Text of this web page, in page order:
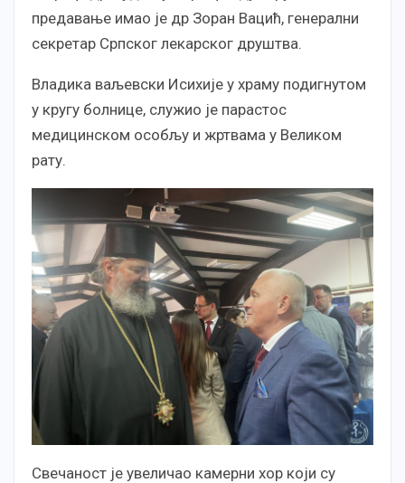
предавање имао је др Зоран Вацић, генерални
секретар Српског лекарског друштва.
Владика ваљевски Исихије у храму подигнутом
у кругу болнице, служио је парастос
медицинском особљу и жртвама у Великом
рату.
Свечаност је увеличао камерни хор који су